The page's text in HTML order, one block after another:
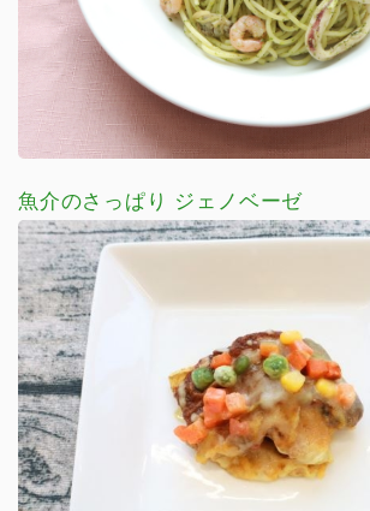
魚介のさっぱり ジェノベーゼ